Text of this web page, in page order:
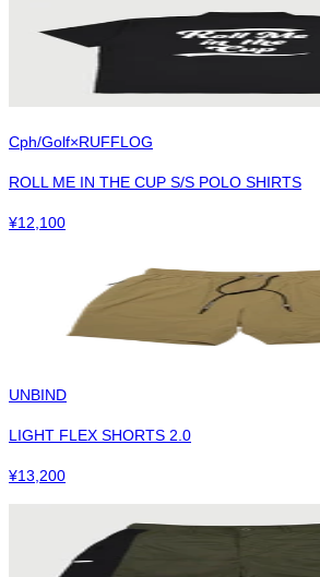
Cph/Golf×RUFFLOG
ROLL ME IN THE CUP S/S POLO SHIRTS
¥12,100
UNBIND
LIGHT FLEX SHORTS 2.0
¥13,200